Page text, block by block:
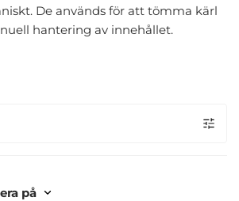
De används för att tömma kärl
hantering av innehållet.
på
Företag